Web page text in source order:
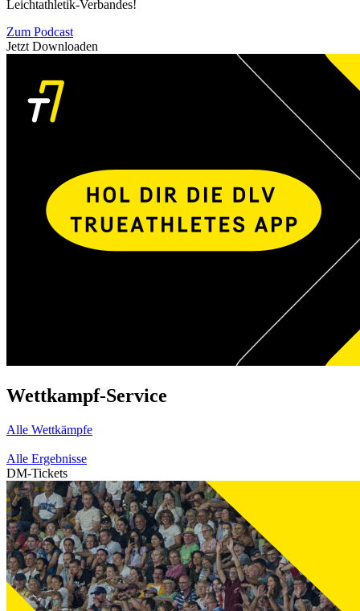
Leichtathletik-Verbandes!
Zum Podcast
Jetzt Downloaden
Wettkampf-Service
Alle Wettkämpfe
Alle Ergebnisse
DM-Tickets